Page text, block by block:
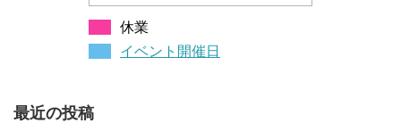
休業
イベント開催日
最近の投稿